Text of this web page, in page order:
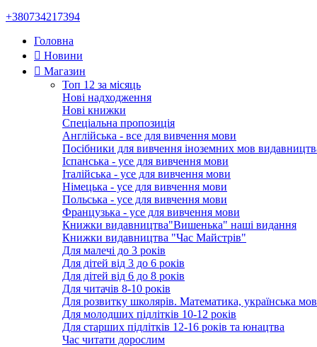
+380734217394
Головна
Новини
Магазин
Топ 12 за місяць
Нові надходження
Нові книжки
Спеціальна пропозиція
Англійська - все для вивчення мови
Посібники для вивчення іноземних мов
Іспанська - усе для вивчення мови
Італійська - усе для вивчення мови
Німецька - усе для вивчення мови
Польська - усе для вивчення мови
Французька - усе для вивчення мови
Книжки видавництва"Вишенька" наші видання
Книжки видавництва "Час Майстрів"
Для малечі до 3 років
Для дітей від 3 до 6 років
Для дітей від 6 до 8 років
Для читачів 8-10 років
Для розвитку школярів. Математика, українська
Для молодших підлітків 10-12 років
Для старших підлітків 12-16 років та юнацтва
Час читати дорослим